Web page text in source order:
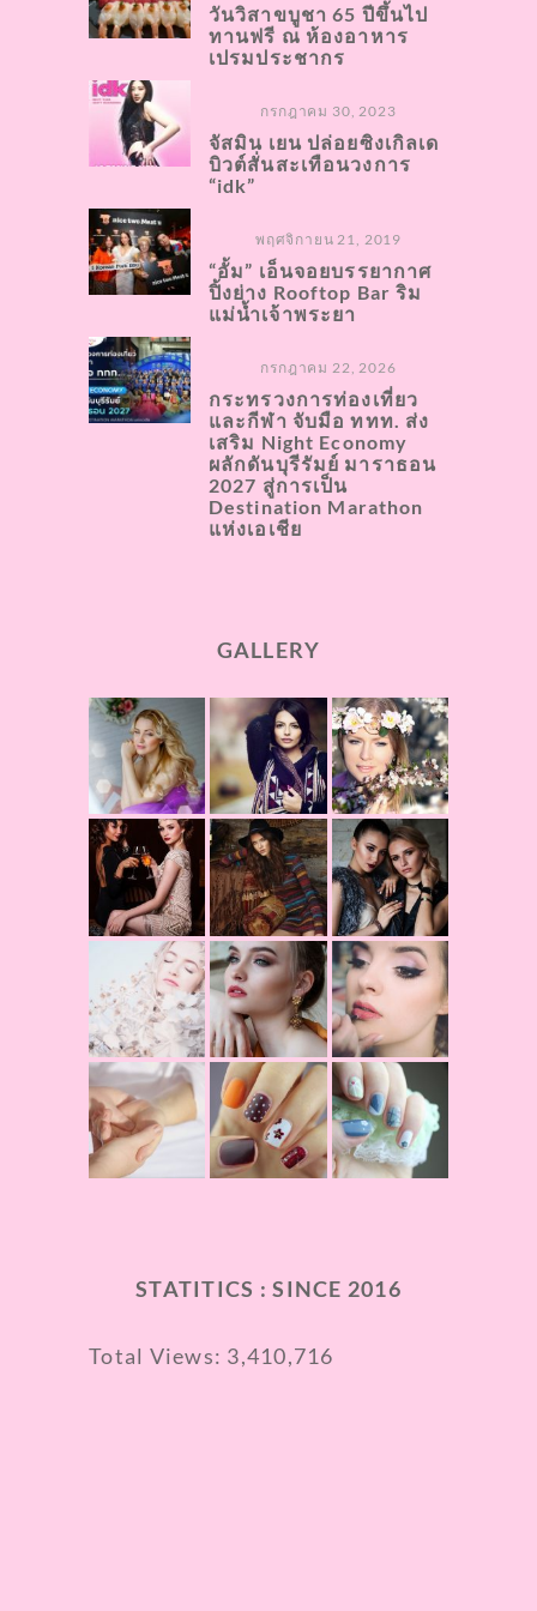
วันวิสาขบูชา 65 ปีขึ้นไป
ทานฟรี ณ ห้องอาหาร
เปรมประชากร
กรกฎาคม 30, 2023
จัสมิน เยน ปล่อยซิงเกิลเด
บิวต์สั่นสะเทือนวงการ
“idk”
พฤศจิกายน 21, 2019
“อั้ม” เอ็นจอยบรรยากาศ
ปิ้งย่าง Rooftop Bar ริม
แม่น้ำเจ้าพระยา
กรกฎาคม 22, 2026
กระทรวงการท่องเที่ยว
และกีฬา จับมือ ททท. ส่ง
เสริม Night Economy
ผลักดันบุรีรัมย์ มาราธอน
2027 สู่การเป็น
Destination Marathon
แห่งเอเชีย
GALLERY
STATITICS : SINCE 2016
Total Views: 3,410,716